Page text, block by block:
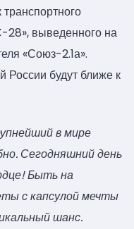
28», выведенного на
«Союз-2.1а».
России будут ближе к
в мире
Сегодняшний день
Быть на
с капсулой мечты
шанс.